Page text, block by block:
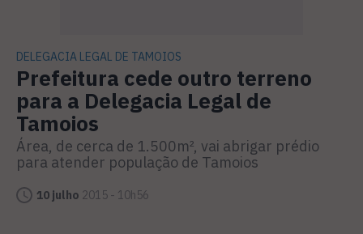
DELEGACIA LEGAL DE TAMOIOS
Prefeitura cede outro terreno
para a Delegacia Legal de
Tamoios
Área, de cerca de 1.500m², vai abrigar prédio
para atender população de Tamoios
10 julho 2015 - 10h56